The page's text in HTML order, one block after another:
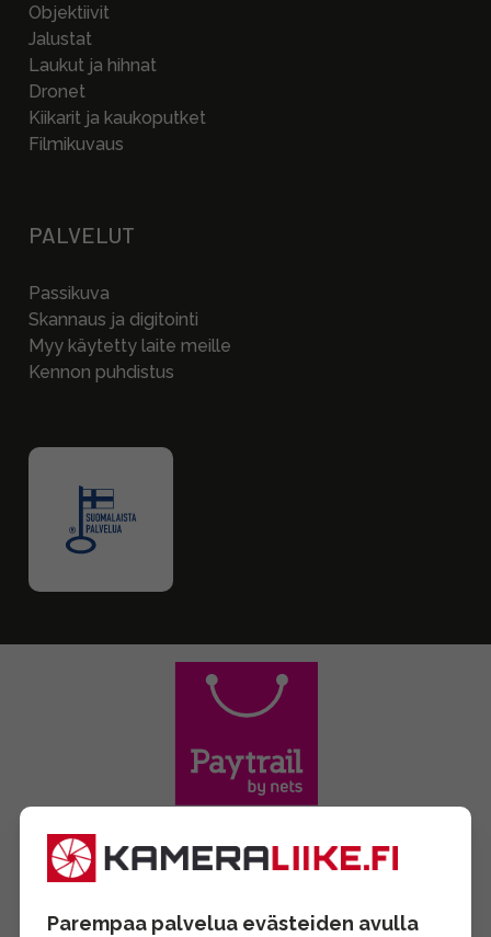
Objektiivit
Jalustat
Laukut ja hihnat
Dronet
Kiikarit ja kaukoputket
Filmikuvaus
PALVELUT
Passikuva
Skannaus ja digitointi
Myy käytetty laite meille
Kennon puhdistus
Parempaa palvelua evästeiden avulla